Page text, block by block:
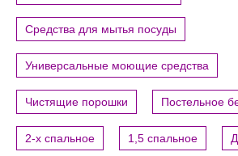
Средства для мытья посуды
Универсальные моющие средства
Чистящие порошки Постельное
2-х спальное 1,5 спальное